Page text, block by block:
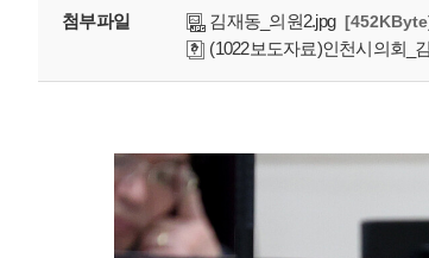
첨부파일 김재동_의원2.jpg [452KByte]
(1022보도자료)인천시의회_